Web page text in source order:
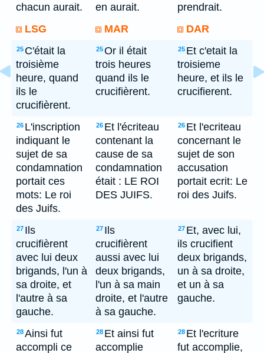
chacun aurait.
en aurait.
prendrait.
LSG
MAR DAR
25 C'était la
troisième
heure, quand
ils le
crucifièrent.
25Or il était
trois heures
quand ils le
crucifièrent.
25 Et c'etait la
troisieme
heure, et ils le
crucifierent.
26 L'inscription
indiquant le
sujet de sa
condamnation
portait ces
mots: Le roi
des Juifs.
26 Et l'écriteau
contenant la
cause de sa
condamnation
était : LE ROI
DES JUIFS.
26 Et l'ecriteau
concernant le
sujet de son
accusation
portait ecrit: Le
roi des Juifs.
27 Ils
crucifièrent
avec lui deux
brigands, l'un à
sa droite, et
l'autre à sa
gauche.
27 Ils
crucifièrent
aussi avec lui
deux brigands,
l'un à sa main
droite, et l'autre
à sa gauche.
27 Et, avec lui,
ils crucifient
deux brigands,
un à sa droite,
et un à sa
gauche.
28Ainsi fut
accompli ce
28 Et ainsi fut
accomplie
28 Et l'ecriture
fut accomplie,